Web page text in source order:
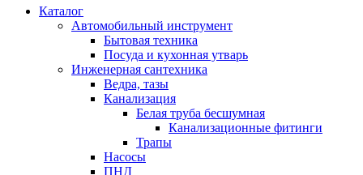
Каталог
Автомобильный инструмент
Бытовая техника
Посуда и кухонная утварь
Инженерная сантехника
Ведра, тазы
Канализация
Белая труба бесшумная
Канализационные фитинги
Трапы
Насосы
ПНД